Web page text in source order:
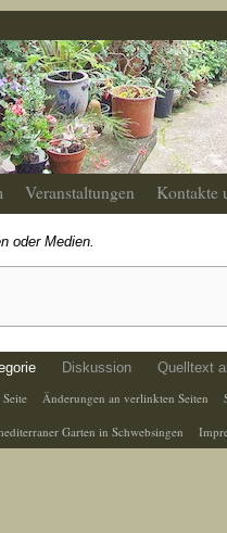
Veranstaltungen Kontakte
oder Medien.
Diskussion Quelltext
Änderungen an verlinkten Seiten
Garten in Schwebsingen